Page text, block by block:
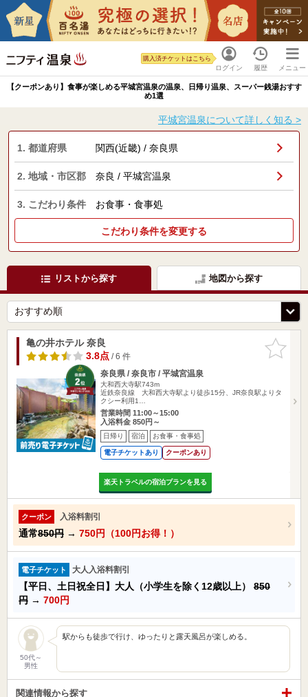
ログイン
購入済チケットはこちら
履歴 メニュー
【クーポンあり】食事が楽しめる平城宮温泉の温泉、日帰り温泉、スーパー銭湯おすす
め1選
平城宮温泉について詳しく知る >
1. 都道府県 関西(近畿) / 奈良県
2. 地域・市区郡 奈良 / 平城宮温泉
3. こだわり条件 お食事・食事処
こだわり条件を変更する
リストから探す 地図から探す
お気に入
りに追加
亀の井ホテル 奈良
3.8点/ 6 件
奈良県 / 奈良市 / 平城宮温泉
大和西大寺駅743m
近鉄奈良線 大和西大寺駅より徒歩15分、JR奈良駅よりタ
クシー利用1…
営業時間 11:00～15:00
入浴料金 850円～
日帰り 宿泊 お食事・食事処
電子チケットあり クーポンあり
楽天トラベルの宿泊プランを見る
クーポン 入浴料割引
通常850円 → 750円（100円お得！）
電子チケット 大人入浴料割引
【平日、土日祝全日】大人（小学生を除く12歳以上） 850
円 → 700円
50代～
男性
駅からも徒歩で行け、ゆったりと露天風呂が楽しめる。
関連情報から探す